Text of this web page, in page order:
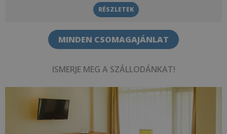
RÉSZLETEK
MINDEN CSOMAGAJÁNLAT
ISMERJE MEG A SZÁLLODÁNKAT!